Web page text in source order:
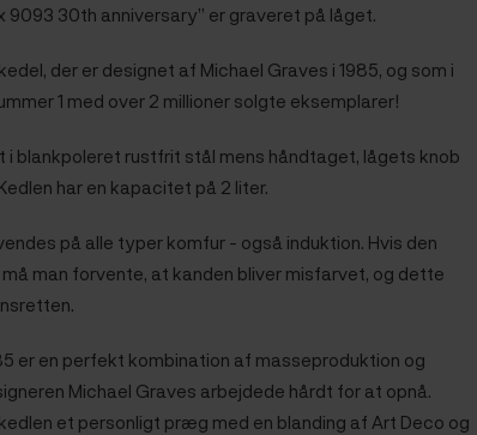
9093 30th anniversary” er graveret på låget.
der er designet af Michael Graves i 1985, og som i
1 med over 2 millioner solgte eksemplarer!
i blankpoleret rustfrit stål mens håndtaget, lågets knob
har en kapacitet på 2 liter.
på alle typer komfur - også induktion. Hvis den
man forvente, at kanden bliver misfarvet, og dette
er en perfekt kombination af masseproduktion og
Michael Graves arbejdede hårdt for at opnå.
et personligt præg med en blanding af Art Deco og